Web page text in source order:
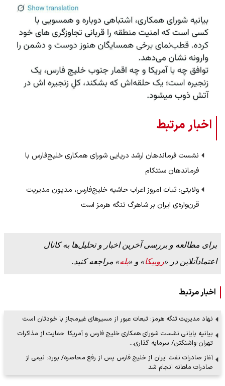
اخبار مرتبط
نشست فرماندهان ارشد دریایی شورای همکاری خلیج‌فارس با
فرماندهان سنتکام
ولایتی: ثبات امروز اعراب حاشیه خلیج‌فارس، مدیون مدیریت
قرن‌واره‌ی ایران بر شاهرگ تنگه هرمز است
برای مطالعه و بررسی آخرین اخبار و تحلیل‌ها به کانال
اعتمادآنلاین در «روبیکا» و «بله» مراجعه کنید.
اخبار مرتبط
نهاد مدیریت تنگه هرمز: تبعات عبور از مسیرهای غیرمجاز با خودتان است
بیانیه پایانی نشست شورای همکاری خلیج فارس و آمریکا؛ حمایت از مذاکرات
تهران-واشنگتن/ سرمایه گذاری…
آغاز صادرات نفت ایران از خلیج فارس پس از رفع محاصره/ بورد: نیمی از
صادرات ماهانه انجام شد